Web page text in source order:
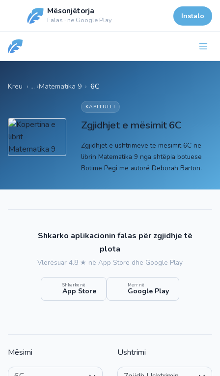
Mësonjëtorja
Falas · në Google Play Instalo
Kreu Matematika 9 › 6C
KAPITULLI
Zgjidhjet e mësimit 6C
Zgjidhjet e ushtrimeve të mësimit 6C në
librin Matematika 9 nga shtëpia botuese
Botime Pegi me autorë Deborah Barton.
Shkarko aplikacionin falas për zgjidhje të
plota
Vlerësuar 4.8 ★ në App Store dhe Google Play
Shkarko në
App Store
Merr në
Google Play
Mësimi Ushtrimi